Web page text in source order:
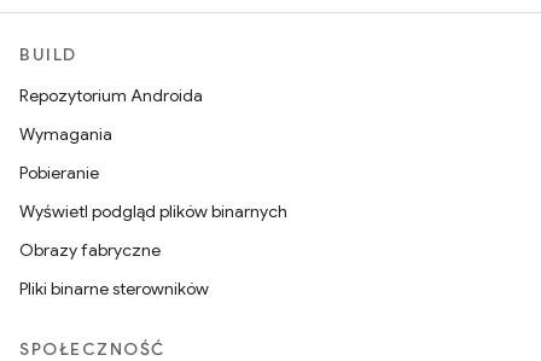
BUILD
Repozytorium Androida
Wymagania
Pobieranie
Wyświetl podgląd plików binarnych
Obrazy fabryczne
Pliki binarne sterowników
SPOŁECZNOŚĆ